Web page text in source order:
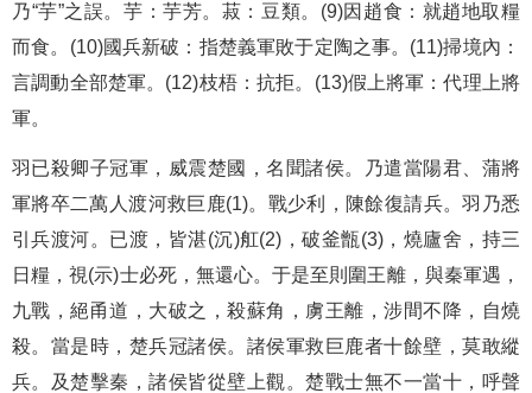
乃“芋”之誤。芋：芋芳。菽：豆類。(9)因趙食：就趙地取糧
而食。(10)國兵新破：指楚義軍敗于定陶之事。(11)掃境內：
言調動全部楚軍。(12)枝梧：抗拒。(13)假上將軍：代理上將
軍。
羽已殺卿子冠軍，威震楚國，名聞諸侯。乃遣當陽君、蒲將
軍將卒二萬人渡河救巨鹿(1)。戰少利，陳餘復請兵。羽乃悉
引兵渡河。已渡，皆湛(沉)舡(2)，破釜甑(3)，燒廬舍，持三
日糧，視(示)士必死，無還心。于是至則圍王離，與秦軍遇，
九戰，絕甬道，大破之，殺蘇角，虜王離，涉間不降，自燒
殺。當是時，楚兵冠諸侯。諸侯軍救巨鹿者十餘壁，莫敢縱
兵。及楚擊秦，諸侯皆從壁上觀。楚戰士無不一當十，呼聲